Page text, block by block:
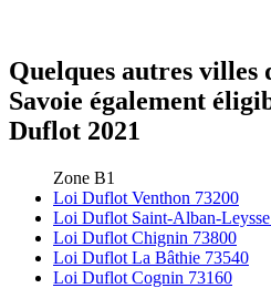
Quelques autres villes
Savoie également
Duflot 2021
Zone B1
Loi Duflot Venthon 73200
Loi Duflot Saint-Alban-
Loi Duflot Chignin 73800
Loi Duflot La Bâthie 73540
Loi Duflot Cognin 73160